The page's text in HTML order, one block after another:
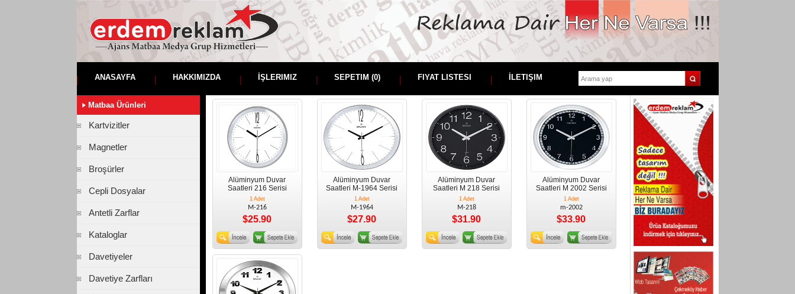
ANASAYFA HAKKIMIZDA İŞLERIMIZ SEPETIM (0) FIYAT LISTESI İLETIŞIM
Matbaa Ürünleri
Kartvizitler
Magnetler
Broşürler
Cepli Dosyalar
Antetli Zarflar
Kataloglar
Davetiyeler
Davetiye Zarfları
Alüminyum Duvar
Saatleri 216 Serisi
1 Adet
M-216
$25.90
Alüminyum Duvar
Saatleri M-1964 Serisi
1 Adet
M-1964
$27.90
Alüminyum Duvar
Saatleri M 218 Serisi
1 Adet
M-218
$31.90
Alüminyum Duvar
Saatleri M 2002 Serisi
1 Adet
m-2002
$33.90